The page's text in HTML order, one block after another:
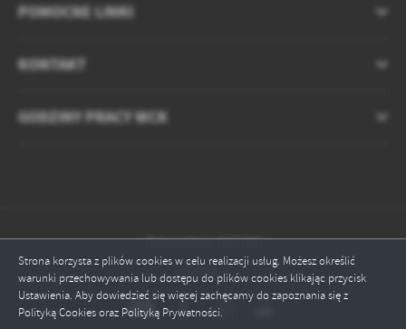
Strona korzysta z plików cookies w celu realizacji usług. Możesz określić
warunki przechowywania lub dostępu do plików cookies klikając przycisk
Ustawienia. Aby dowiedzieć się więcej zachęcamy do zapoznania się z
Polityką Cookies oraz Polityką Prywatności.
POMOCNE LINKI
KONTAKT
GODZINY PRACY WCK
Odwiedzin: 681396
Online: 9